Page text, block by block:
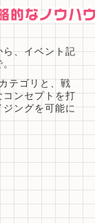
ら、イベント記
。
テゴリと、戦
コンセプトを打
ジングを可能に